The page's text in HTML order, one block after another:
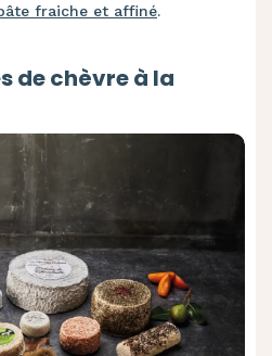
fraiche et affiné.
de chèvre à la